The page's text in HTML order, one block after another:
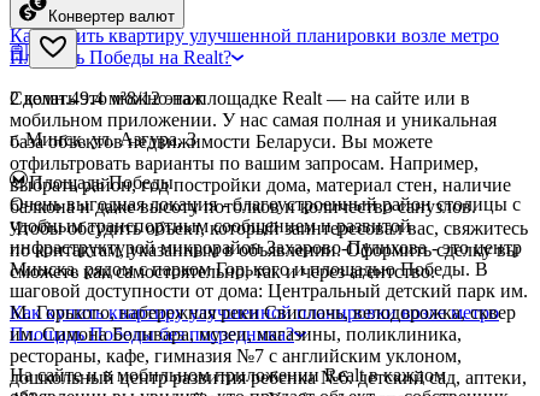
Конвертер валют
2 комн.49.4 м²8/12 этаж
г. Минск, ул. Азгура, 3
Площадь Победы
Очень выгодная локация - благоустроенный район столицы с
удобным транспортным сообщением и развитой
инфраструктурой микрорайон Захарово-Пулихова - это центр
Минска, рядом с парком Горького и площадью Победы. В
шаговой доступности от дома: Центральный детский парк им.
М. Горького, набережная реки Свислочь, велодорожка, сквер
им. Симона Боливара, музеи, магазины, поликлиника,
рестораны, кафе, гимназия №7 с английским уклоном,
дошкольный центр развития ребенка №6. детский сад, аптеки,
Как купить квартиру улучшенной планировки возле метро
Площадь Победы на Realt?
Сделать это можно на площадке Realt — на сайте или в
мобильном приложении. У нас самая полная и уникальная
база объектов недвижимости Беларуси. Вы можете
отфильтровать варианты по вашим запросам. Например,
выбрать район, год постройки дома, материал стен, наличие
балкона и даже высоту потолков и количество санузлов.
Чтобы обсудить объект, который заинтересовал вас, свяжитесь
по контактам, указанным в объявлении. Оформить сделку вы
сможете как самостоятельно, так и через агентство.
Как купить квартиру улучшенной планировки возле метро
Площадь Победы без посредника?
На сайте и в мобильном приложении Realt в каждом